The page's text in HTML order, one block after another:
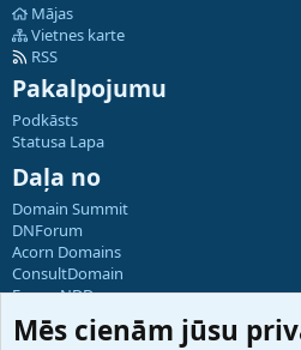
Mājas
Vietnes karte
RSS
Pakalpojumu
Podkāsts
Statusa Lapa
Daļa no
Domain Summit
DNForum
Acorn Domains
ConsultDomain
ForumNDD
Domainforum.ro
27.be
Mēs cienām jūsu